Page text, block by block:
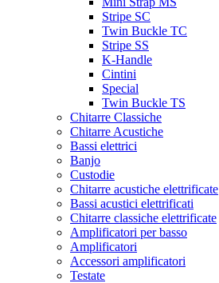
Stripe SC
Twin Buckle TC
Stripe SS
K-Handle
Cintini
Special
Twin Buckle TS
Chitarre Classiche
Chitarre Acustiche
Bassi elettrici
Banjo
Custodie
Chitarre acustiche elettrificate
Bassi acustici elettrificati
Chitarre classiche elettrificate
Amplificatori per basso
Amplificatori
Accessori amplificatori
Testate